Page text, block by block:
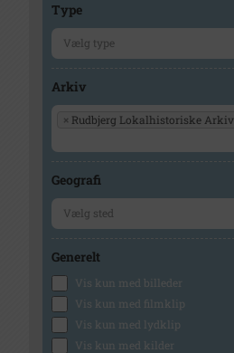
Type
Arkiv
× Rudbjerg Lokalhistoriske Arkiv
Geografi
Generelt
Vis kun med billeder
Vis kun med filmklip
Vis kun med lydklip
Vis kun med kilder